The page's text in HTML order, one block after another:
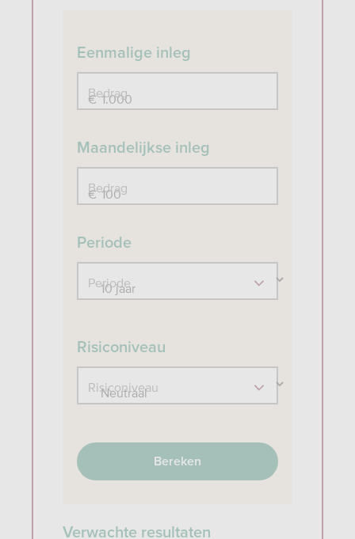
Eenmalige inleg
Bedrag
€
Maandelijkse inleg
Bedrag
€
Periode
Periode
Risiconiveau
Risiconiveau
Bereken
Verwachte resultaten